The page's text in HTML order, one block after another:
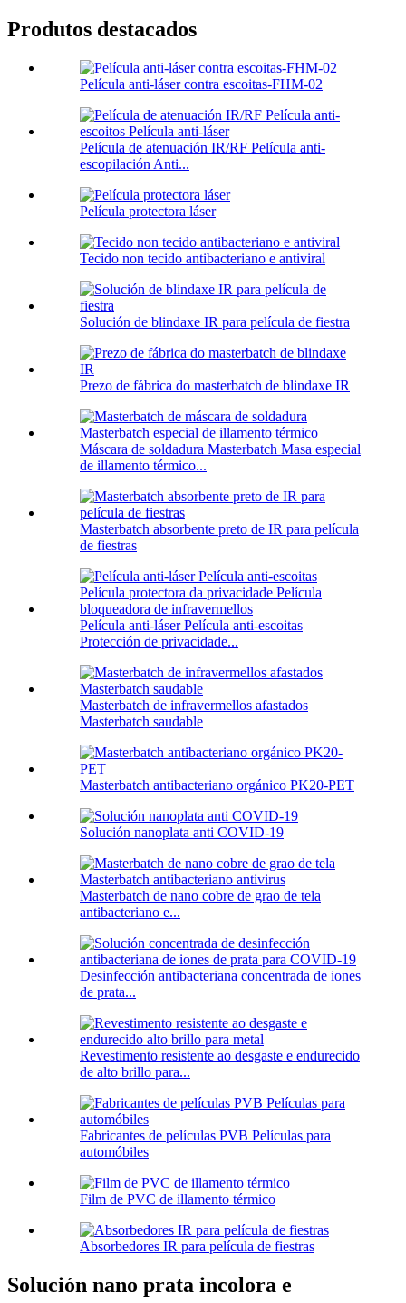
Produtos destacados
Película anti-láser contra escoitas-FHM-02
Película de atenuación IR/RF Película anti-
escopilación Anti...
Película protectora láser
Tecido non tecido antibacteriano e antiviral
Solución de blindaxe IR para película de fiestra
Prezo de fábrica do masterbatch de blindaxe IR
Máscara de soldadura Masterbatch Masa especial
de illamento térmico...
Masterbatch absorbente preto de IR para película
de fiestras
Película anti-láser Película anti-escoitas
Protección de privacidade...
Masterbatch de infravermellos afastados
Masterbatch saudable
Masterbatch antibacteriano orgánico PK20-PET
Solución nanoplata anti COVID-19
Masterbatch de nano cobre de grao de tela
antibacteriano e...
Desinfección antibacteriana concentrada de iones
de prata...
Revestimento resistente ao desgaste e endurecido
de alto brillo para...
Fabricantes de películas PVB Películas para
automóbiles
Film de PVC de illamento térmico
Absorbedores IR para película de fiestras
Solución nano prata incolora e